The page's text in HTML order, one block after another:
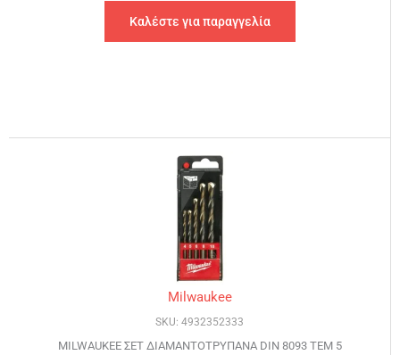
Καλέστε για παραγγελία
Milwaukee
SKU: 4932352333
MILWAUKEE ΣΕΤ ΔΙΑΜΑΝΤΟΤΡΥΠΑΝΑ DIN 8093 ΤΕΜ 5